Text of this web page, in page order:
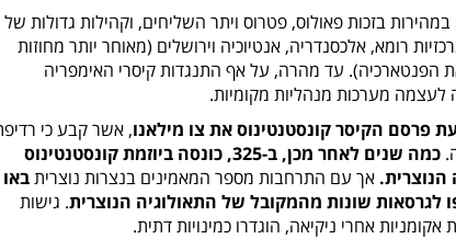
בזכות פאולוס, פטרוס ויתר השליחים, וקהילות גדולות של
רומא, אלכסנדריה, אנטיוכיה וירושלים (מאוחר יותר מחוזות
את הפנטארכיה). עד מהרה, על אף התנגדות קיסרי האימפריה
מערכות מנהליות מקומיות.
, אשר קבע כי
כמה שנים לאחר מכן, ב-325, כונסה ביוזמת קונסטנטינוס
אך עם התרחבות מספר המאמינים בנצרות נוצריתבאו
לגרסאות שונות מהמקובל של התאולוגיה הנוצרית. גישות
אחרי ניקיאה, הוגדרו כמינויות דתית.